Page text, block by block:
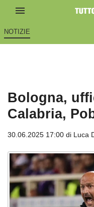
NOTIZIE
Bologna,
Calabria,
30.06.2025 17:00 di Luca